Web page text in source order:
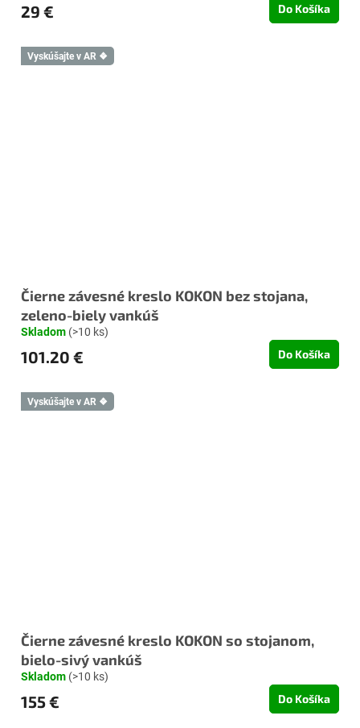
29 € Do Košíka
Vyskúšajte v AR ❖
Čierne závesné kreslo KOKON bez stojana,
zeleno-biely vankúš
Skladom (>10 ks)
101.20 € Do Košíka
Vyskúšajte v AR ❖
Čierne závesné kreslo KOKON so stojanom,
bielo-sivý vankúš
Skladom (>10 ks)
155 € Do Košíka